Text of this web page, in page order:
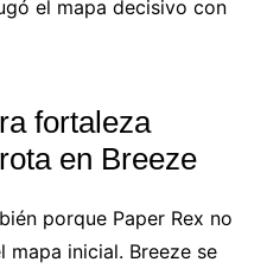
el mapa decisivo con
fortaleza
en Breeze
porque Paper Rex no
mapa inicial. Breeze se